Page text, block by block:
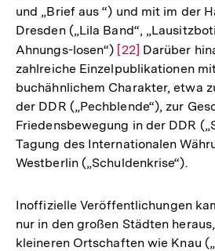
und „Brief aus “) und mit im der
Dresden („Lila Band“,
Ahnungs-losen“) Zur
Auflösung
der
Fußnote
[22] Darüber
zahlreiche Einzelpublikationen
buchähnlichem Charakter, etwa
der DDR („Pechblende“), zur
Friedensbewegung in der DDR
Tagung des Internationalen
Westberlin („Schuldenkrise“).
Inoffizielle Veröffentlichungen
nur in den großen Städten
kleineren Ortschaften wie Knau